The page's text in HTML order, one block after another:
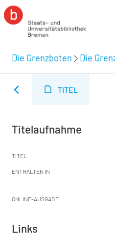
Die Grenzboten Die
TITEL
Titelaufnahme
TITEL
ENTHALTEN IN
ONLINE-AUSGABE
Links